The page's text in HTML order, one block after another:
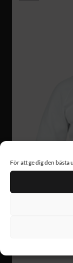
För att ge dig den bästa